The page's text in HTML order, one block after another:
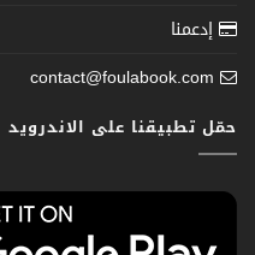
إدعمنا
contact@foulabook.com
حمّل تطبيقنا على الاندرويد